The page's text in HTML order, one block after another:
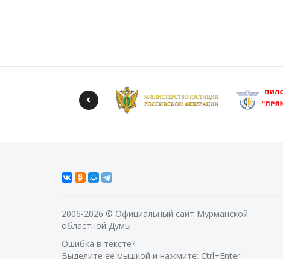
2006-2026 © Официальный сайт Мурманской
областной Думы
Ошибка в тексте?
Выделите ее мышкой и нажмите: Ctrl+Enter